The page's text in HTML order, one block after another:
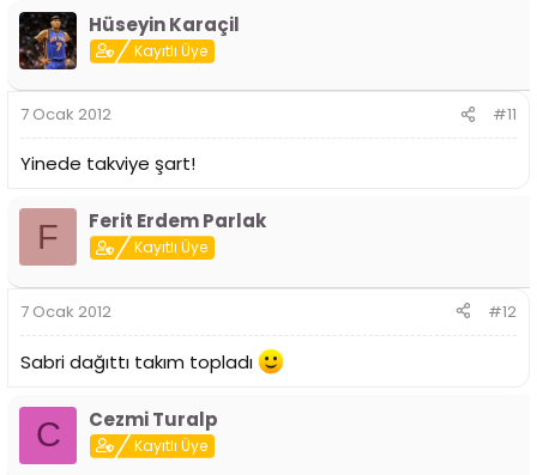
Hüseyin Karaçil
Kayıtlı Üye
7 Ocak 2012 #11
Yinede takviye şart!
F Ferit Erdem Parlak
Kayıtlı Üye
7 Ocak 2012 #12
Sabri dağıttı takım topladı
C Cezmi Turalp
Kayıtlı Üye